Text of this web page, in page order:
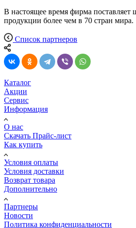
В настоящее время фирма поставляет
продукции более чем в 70 стран мира.
Список партнеров
Каталог
Акции
Сервис
Информация
О нас
Скачать Прайс-лист
Как купить
Условия оплаты
Условия доставки
Возврат товара
Дополнительно
Партнеры
Новости
Политика конфиденциальности